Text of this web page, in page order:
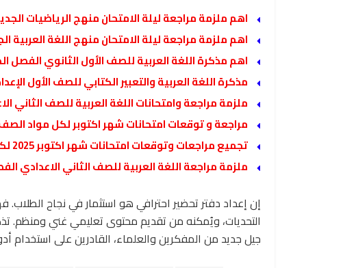
اهم ملزمة مراجعة ليلة الامتحان منهج الرياضيات
اهم ملزمة مراجعة ليلة الامتحان منهج اللغة العربية
اهم مذكرة اللغة العربية للصف الأول الثانوي الفصل
مذكرة اللغة العربية والتعبير الكتابي للصف الأول
ملزمة مراجعة وامتحانات اللغة العربية للصف الثاني
مراجعة و توقعات امتحانات شهر اكتوبر لكل مواد الصف
تجميع مراجعات وتوقعات امتحانات شهر اكتوبر 2025 لكل مواد الصف الخامس الابتدائي
ملزمة مراجعة اللغة العربية للصف الثاني الاعدادي
إن إعداد دفتر تحضير احترافي هو استثمار في نجاح
التحديات، ويُمكنه من تقديم محتوى تعليمي غني ومنظم.
جيل جديد من المفكرين والعلماء، القادرين على استخدام